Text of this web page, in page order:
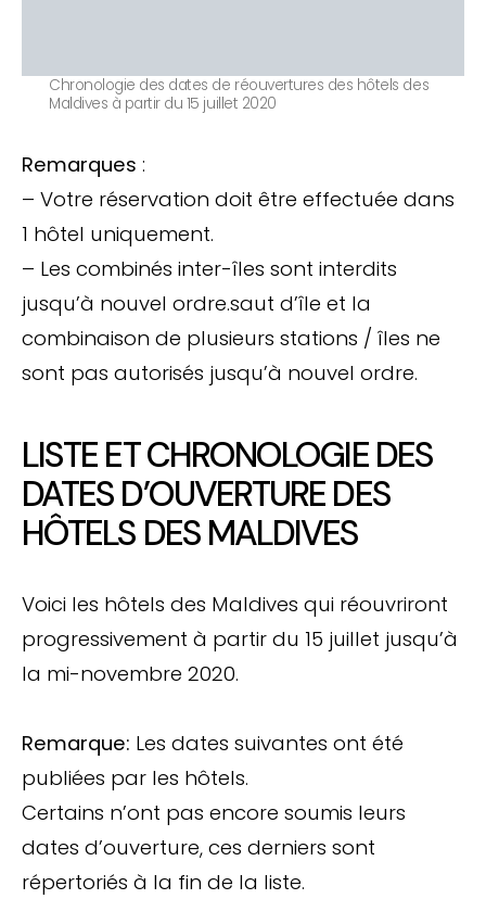
Chronologie des dates de réouvertures des hôtels des
Maldives à partir du 15 juillet 2020
Remarques :
– Votre réservation doit être effectuée dans
1 hôtel uniquement.
– Les combinés inter-îles sont interdits
jusqu’à nouvel ordre.saut d’île et la
combinaison de plusieurs stations / îles ne
sont pas autorisés jusqu’à nouvel ordre.
LISTE ET CHRONOLOGIE DES
DATES D’OUVERTURE DES
HÔTELS DES MALDIVES
Voici les hôtels des Maldives qui réouvriront
progressivement à partir du 15 juillet jusqu’à
la mi-novembre 2020.
Remarque: Les dates suivantes ont été
publiées par les hôtels.
Certains n’ont pas encore soumis leurs
dates d’ouverture, ces derniers sont
répertoriés à la fin de la liste.